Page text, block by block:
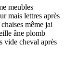
meubles
mais lettres après
même jai
âne plomb
vide cheval après